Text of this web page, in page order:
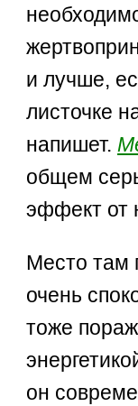
и лучше,
листочке
напишет.
общем
эффект от
Место там
очень
тоже
он